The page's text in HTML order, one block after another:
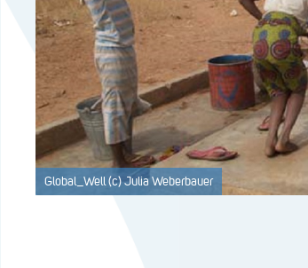
Global_Well (c) Julia Weberbauer